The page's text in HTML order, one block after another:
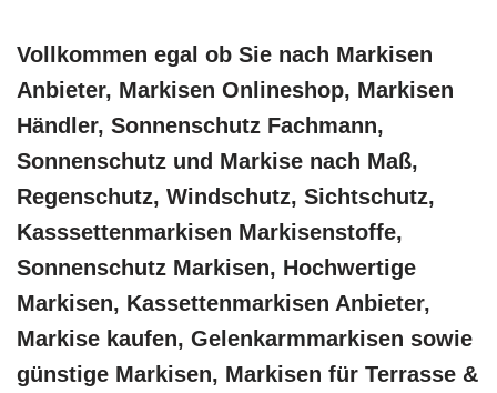
Vollkommen egal ob Sie nach Markisen
Anbieter, Markisen Onlineshop, Markisen
Händler, Sonnenschutz Fachmann,
Sonnenschutz und Markise nach Maß,
Regenschutz, Windschutz, Sichtschutz,
Kasssettenmarkisen Markisenstoffe,
Sonnenschutz Markisen, Hochwertige
Markisen, Kassettenmarkisen Anbieter,
Markise kaufen, Gelenkarmmarkisen sowie
günstige Markisen, Markisen für Terrasse &